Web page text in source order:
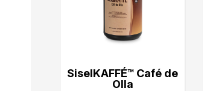
SiselKAFFÉ™ Café de
Olla